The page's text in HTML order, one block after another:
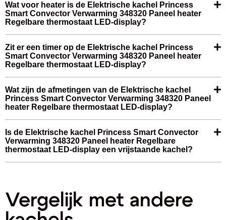
Wat voor heater is de Elektrische kachel Princess
Smart Convector Verwarming 348320 Paneel heater
Regelbare thermostaat LED-display?
Zit er een timer op de Elektrische kachel Princess
Smart Convector Verwarming 348320 Paneel heater
Regelbare thermostaat LED-display?
Wat zijn de afmetingen van de Elektrische kachel
Princess Smart Convector Verwarming 348320 Paneel
heater Regelbare thermostaat LED-display?
Is de Elektrische kachel Princess Smart Convector
Verwarming 348320 Paneel heater Regelbare
thermostaat LED-display een vrijstaande kachel?
Vergelijk met andere